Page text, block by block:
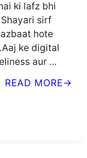
ki lafz bhi
sirf
hote
ke digital
aur …
READ MORE